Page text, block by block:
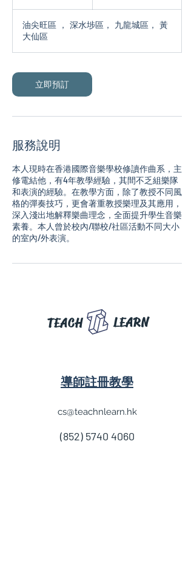
油尖旺區 ， 深水埗區， 九龍城區， 黃
大仙區
立即預訂
服務說明
本人現時在香港國際音樂學校修讀作曲系，主
修電結他，有4年教學經驗，其間不乏組樂隊
和表演的經驗。在教學方面，除了教授不同風
格的彈奏技巧，更會著重教授樂理及其應用，
深入淺出地解釋樂曲理念，全面提升學生音樂
素養。本人曾於校內/聯校/社區活動不同大小
LEARN
TEACH
導師註冊教學
cs@teachnlearn.hk
(852) 5740 4060